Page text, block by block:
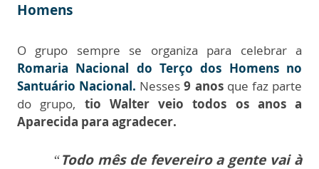
Homens
O grupo sempre se organiza para celebrar a
Romaria Nacional do Terço dos Homens no
Santuário Nacional. Nesses9 anos que faz parte
do grupo, tio Walter veio todos os anos a
Aparecida para agradecer.
“Todo mês de fevereiro a gente vai à